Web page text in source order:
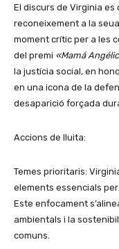
El discurs de Virginia
reconeixement a la
moment crític per a les
del premi «Mamá
la justícia social, en
en una icona de la
desaparició forçada
Accions de lluita:
Temes prioritaris:
elements essencials
Este enfocament
ambientals i la
comuns.